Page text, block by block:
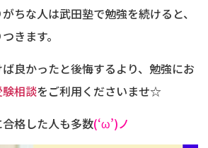
ちな人は武田塾で勉強を続けると、
きます。
良かったと後悔するより、勉強にお
相談をご利用くださいませ☆
格した人も多数(‘ω’)ノ